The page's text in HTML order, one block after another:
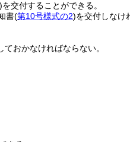
)を交付することができる。
書(第10号様式の2)を交付しなけ
おかなければならない。